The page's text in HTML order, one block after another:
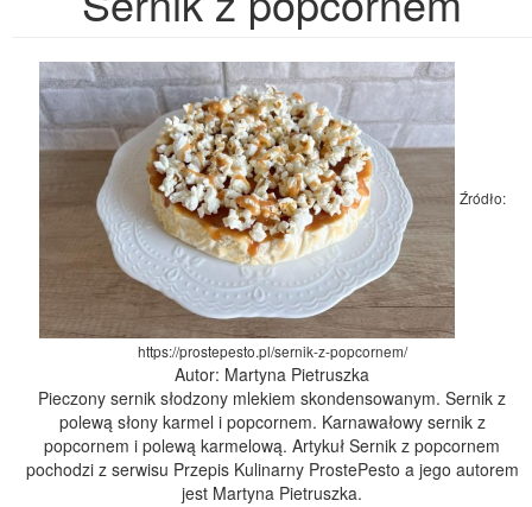
Źródło:
https://prostepesto.pl/sernik-z-popcornem/
Autor: Martyna Pietruszka
Pieczony sernik słodzony mlekiem skondensowanym. Sernik z
polewą słony karmel i popcornem. Karnawałowy sernik z
popcornem i polewą karmelową. Artykuł Sernik z popcornem
pochodzi z serwisu Przepis Kulinarny ProstePesto a jego autorem
jest Martyna Pietruszka.